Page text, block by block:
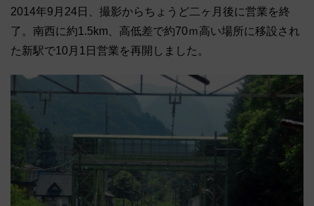
2014年9月24日、撮影からちょうど二ヶ月後に営業を終
了。南西に約1.5km、高低差で約70ｍ高い場所に移設され
た新駅で10月1日営業を再開しました。